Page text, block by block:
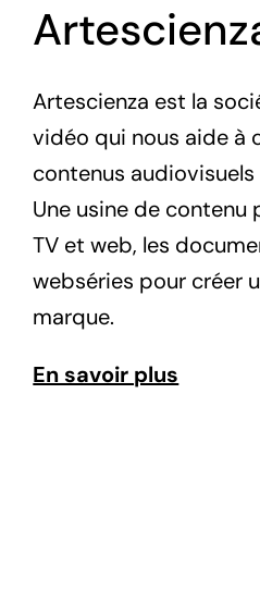
Artescienza est la
vidéo qui nous aide à
contenus
Une usine de contenu
TV et web, les
webséries pour créer
marque.
En savoir plus